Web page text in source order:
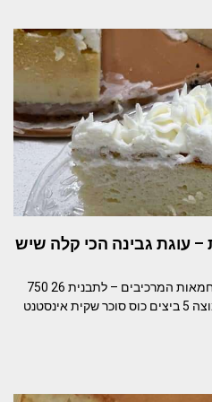
עוגת גבינה הכי קלה שיש
היא קלה וטעימה שתמיד קוצרת מחמאות המרכיבים – לתבנית 26 750
גר' גבינה לבנה 2 גביעים שמנת חמוצה 5 ביצים כוס סוכר שקית אינסטנט